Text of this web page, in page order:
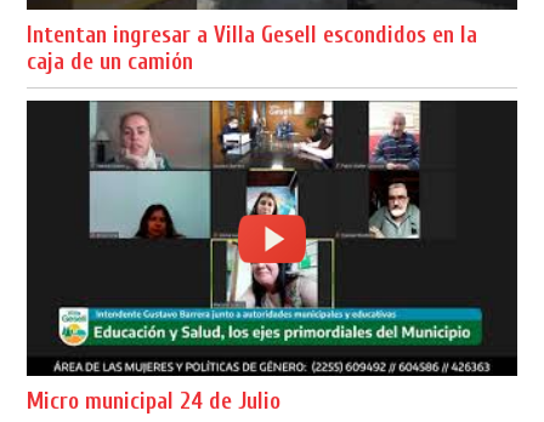
Intentan ingresar a Villa Gesell escondidos en la
caja de un camión
Micro municipal 24 de Julio